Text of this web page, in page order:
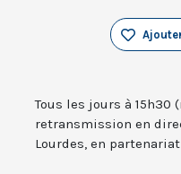
Tous les jours à
retransmission en
Lourdes, en